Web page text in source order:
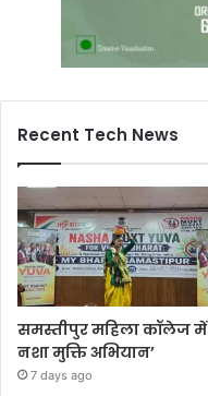
Recent Tech News
समस्तीपुर महिला कॉलेज में
नशा मुक्ति अभियान’
7 days ago